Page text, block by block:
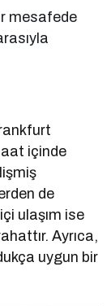
mesafede
içinde
de
ulaşım ise
Ayrıca,
uygun bir